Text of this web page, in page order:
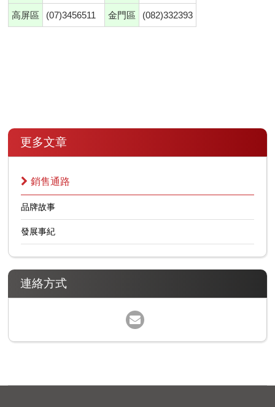
高屏區 (07)3456511 金門區 (082)332393
更多文章
銷售通路
品牌故事
發展事紀
連絡方式